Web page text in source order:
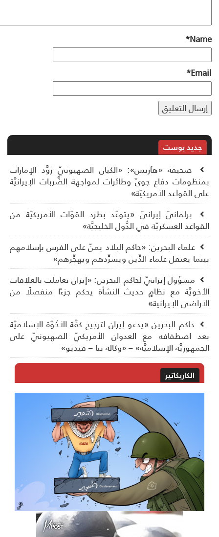
*
*
جديد بوست
صحيفة «هآرتس»: «الكيان الصهيونيّ زوَّد الإمارات
دفاع جويّ وطائرات لمواجهة الضَّربات الإيرانيَّة
القواعد الأمريكيّة»
برلمانيّ إيرانيّ «يتوعَّد بطرد القوَّات الأمريكيَّة من
العسكريّة في الدُّول الخليجيَّة»
علماء البحرين: «حاكم البلاد يمنّ على الفرس بإسلامهم
يعتقل علماء الدِّين ويشرِّدهم ويهجِّرهم»
مسؤول إيرانيّ لحاكم البحرين: «إيران تعاملت بالعلاقات
مع نظامٍ حديث النشأة يحكم جزءًا منفصلًا من
الإيرانية»
حاكم البحرين «يدعو إيران لترجيح كفَّة الأخُوَّة الإسلاميَّة
اصطفافه مع العدوان الأمريكيّ الصهيونيّ على
الإسلاميَّة» – «وكالة بنا – فيديو»
الكاريكاتير